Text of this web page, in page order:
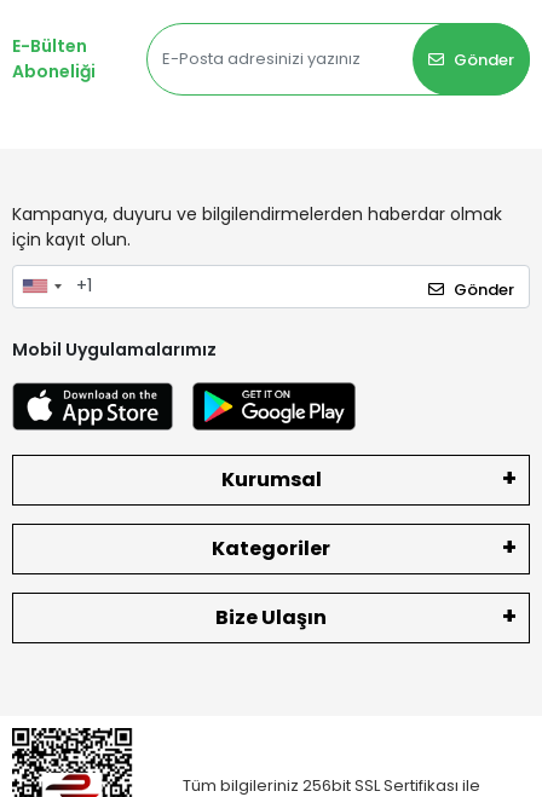
E-Bülten
Aboneliği
Gönder
Kampanya, duyuru ve bilgilendirmelerden haberdar olmak
için kayıt olun.
Gönder
Mobil Uygulamalarımız
Kurumsal
Kategoriler
Bize Ulaşın
Tüm bilgileriniz 256bit SSL Sertifikası ile